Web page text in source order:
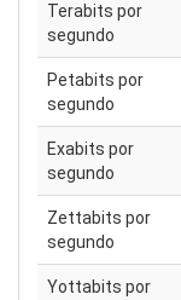
Terabits por
segundo
Petabits por
segundo
Exabits por
segundo
Zettabits por
segundo
Yottabits por